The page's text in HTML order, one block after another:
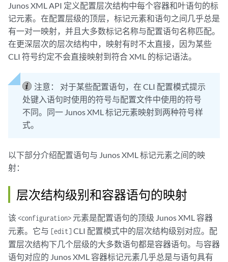
Junos XML API 定义配置层次结构中每个容器和叶语句的标
记元素。在配置层级的顶层，标记元素和语句之间几乎总是
有一对一映射，并且大多数标记名称与配置语句名称匹配。
在更深层次的层次结构中，映射有时不太直接，因为某些
CLI 符号约定不会直接映射到符合 XML 的标记语法。
注意：
对于某些配置语句，在 CLI 配置模式提示
处键入语句时使用的符号与配置文件中使用的符号
不同。同一 Junos XML 标记元素映射到两种符号样
式。
以下部分介绍配置语句与 Junos XML 标记元素之间的映
射：
层次结构级别和容器语句的映射
该 <configuration> 元素是配置语句的顶级 Junos XML 容器
元素。它与 [edit] CLI 配置模式中的层次结构级别对应。配
置层次结构下几个层级的大多数语句都是容器语句。与容器
语句对应的 Junos XML 容器标记元素几乎总是与语句具有